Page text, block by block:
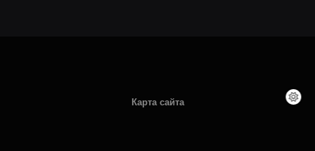
Карта сайта